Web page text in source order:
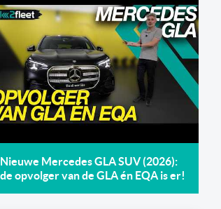
Nieuwe Mercedes GLA SUV (2026):
de opvolger van de GLA én EQA is er!